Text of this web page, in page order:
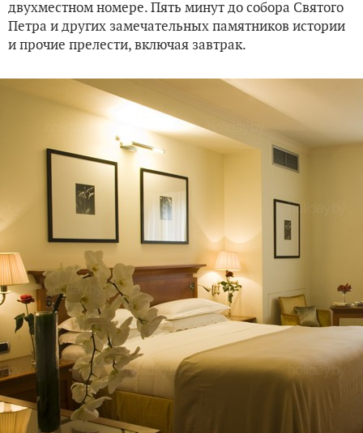
двухместном номере. Пять минут до собора Святого
Петра и других замечательных памятников истории
и прочие прелести, включая завтрак.